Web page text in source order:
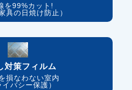
を99%カット!
具の日焼け防止）
対策フィルム
損なわない室内
イバシー保護）